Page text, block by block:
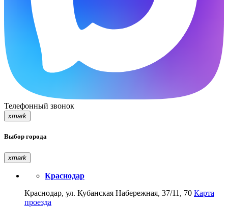
Телефонный звонок
xmark
Выбор города
xmark
Краснодар
Краснодар, ул. Кубанская Набережная, 37/11, 70 Карта
проезда